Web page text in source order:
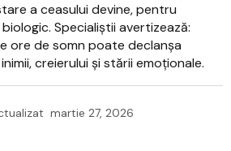
a ceasului devine, pentru
Specialiștii avertizează:
ore de somn poate declanșa
creierului și stării emoționale.
martie 27, 2026